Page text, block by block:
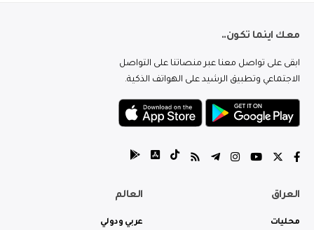
معك اينما تكون..
ابقى على تواصل معنا عبر منصاتنا على التواصل
الاجتماعي وتطبيق الرشيد على الهواتف الذكية.
العراق
محليات
العالم
عربي ودولي